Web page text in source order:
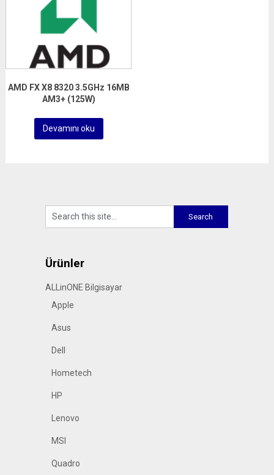
AMD FX X8 8320 3.5GHz 16MB
AM3+ (125W)
Devamını oku
Ürünler
ALLinONE Bilgisayar
Apple
Asus
Dell
Hometech
HP
Lenovo
MSI
Quadro